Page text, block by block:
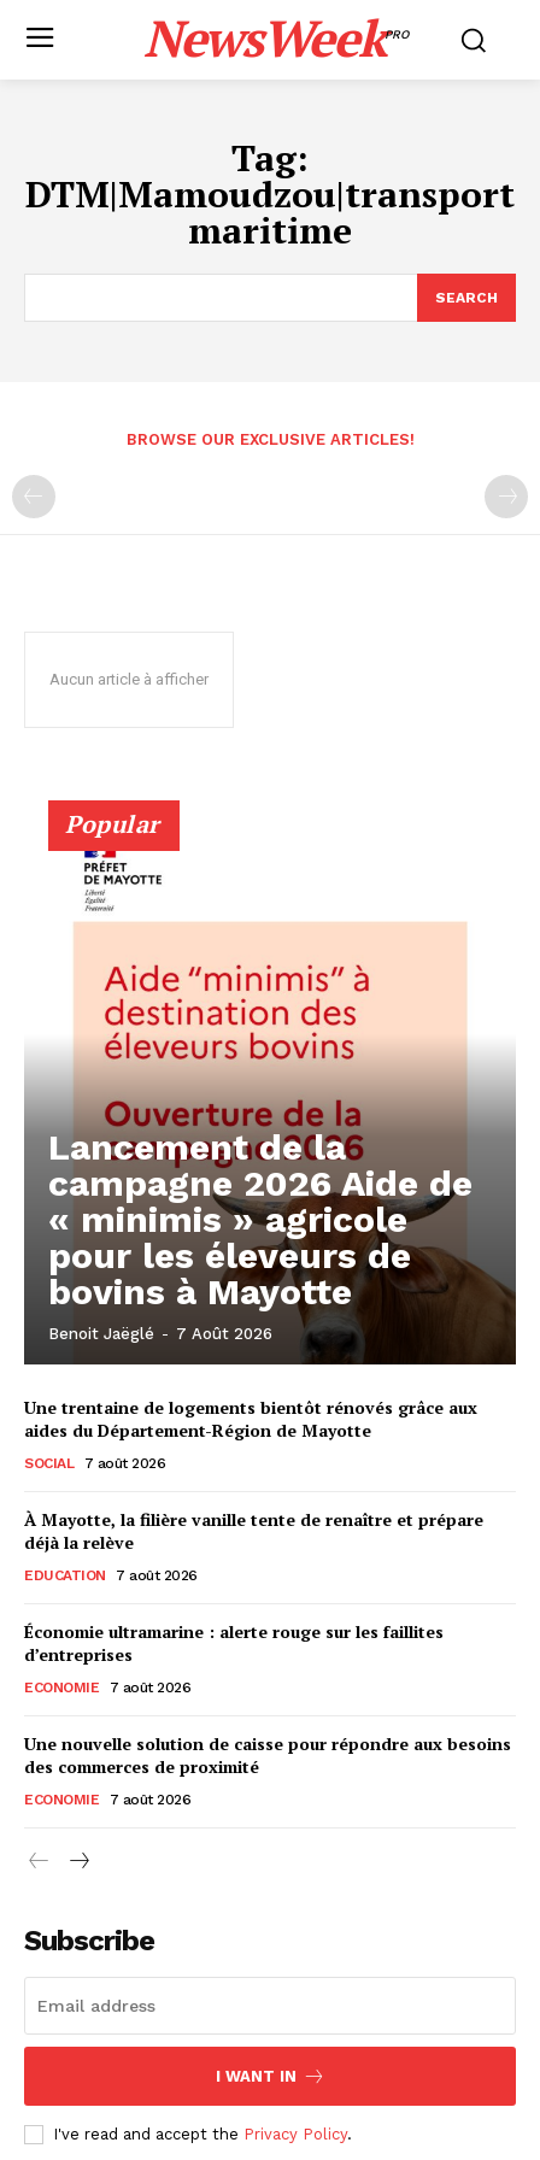
NewsWeekPRO
Tag:
DTM|Mamoudzou|transport
maritime
SEARCH
BROWSE OUR EXCLUSIVE ARTICLES!
Aucun article à afficher
Popular
Lancement de la
campagne 2026 Aide de
« minimis » agricole
pour les éleveurs de
bovins à Mayotte
Benoit Jaëglé - 7 Août 2026
Une trentaine de logements bientôt rénovés grâce aux
aides du Département-Région de Mayotte
SOCIAL 7 août 2026
À Mayotte, la filière vanille tente de renaître et prépare
déjà la relève
EDUCATION 7 août 2026
Économie ultramarine : alerte rouge sur les faillites
d’entreprises
ECONOMIE 7 août 2026
Une nouvelle solution de caisse pour répondre aux besoins
des commerces de proximité
ECONOMIE 7 août 2026
Subscribe
I WANT IN
I've read and accept the Privacy Policy.